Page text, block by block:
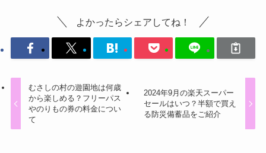
よかったらシェアしてね！
むさしの村の遊園地は何歳
から楽しめる？フリーパス
やのりもの券の料金につい
て
2024年9月の楽天スーパー
セールはいつ？半額で買え
る防災備蓄品をご紹介